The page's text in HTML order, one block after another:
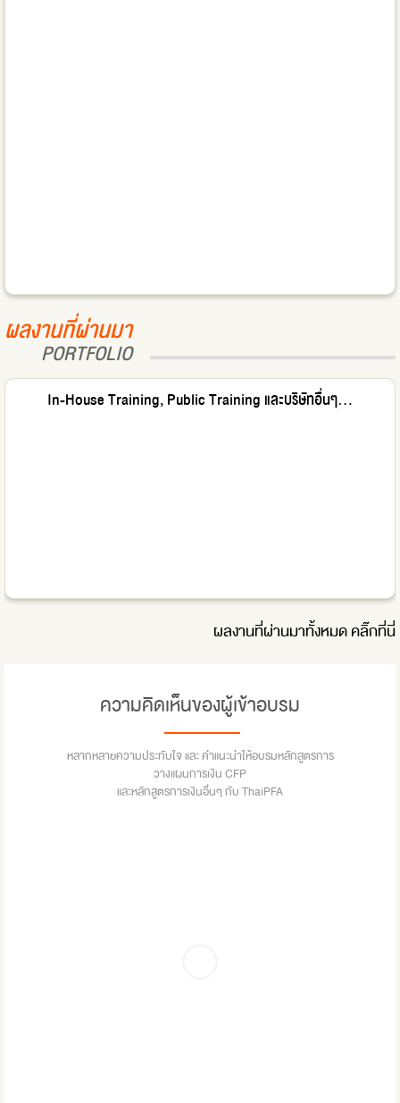
ผลงานที่ผ่านมา
PORTFOLIO
In-House Training, Public Training และบริษัทอื่นๆ...
ผลงานที่ผ่านมาทั้งหมดคลิ๊กที่นี่
ความคิดเห็นของผู้เข้าอบรม
หลากหลายความประทับใจ และ คำแนะนำให้อบรมหลักสูตรการ
วางแผนการเงิน CFP
และหลักสูตรการเงินอื่นๆ กับ ThaiPFA